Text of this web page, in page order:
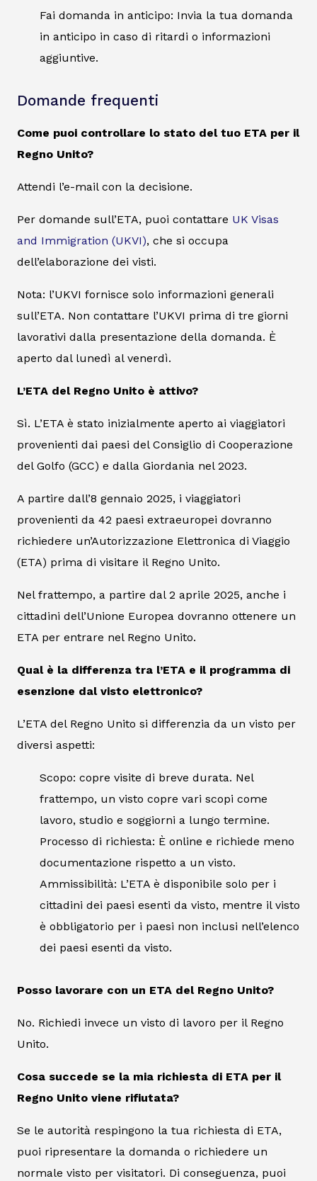
Fai domanda in anticipo: Invia la tua domanda
in anticipo in caso di ritardi o informazioni
aggiuntive.
Domande frequenti
Come puoi controllare lo stato del tuo ETA per il
Regno Unito?
Attendi l’e-mail con la decisione.
Per domande sull’ETA, puoi contattare UK Visas
and Immigration (UKVI), che si occupa
dell’elaborazione dei visti.
Nota: l’UKVI fornisce solo informazioni generali
sull’ETA. Non contattare l’UKVI prima di tre giorni
lavorativi dalla presentazione della domanda. È
aperto dal lunedì al venerdì.
L’ETA del Regno Unito è attivo?
Sì. L’ETA è stato inizialmente aperto ai viaggiatori
provenienti dai paesi del Consiglio di Cooperazione
del Golfo (GCC) e dalla Giordania nel 2023.
A partire dall’8 gennaio 2025, i viaggiatori
provenienti da 42 paesi extraeuropei dovranno
richiedere un’Autorizzazione Elettronica di Viaggio
(ETA) prima di visitare il Regno Unito.
Nel frattempo, a partire dal 2 aprile 2025, anche i
cittadini dell’Unione Europea dovranno ottenere un
ETA per entrare nel Regno Unito.
Qual è la differenza tra l’ETA e il programma di
esenzione dal visto elettronico?
L’ETA del Regno Unito si differenzia da un visto per
diversi aspetti:
Scopo: copre visite di breve durata. Nel
frattempo, un visto copre vari scopi come
lavoro, studio e soggiorni a lungo termine.
Processo di richiesta: È online e richiede meno
documentazione rispetto a un visto.
Ammissibilità: L’ETA è disponibile solo per i
cittadini dei paesi esenti da visto, mentre il visto
è obbligatorio per i paesi non inclusi nell’elenco
dei paesi esenti da visto.
Posso lavorare con un ETA del Regno Unito?
No. Richiedi invece un visto di lavoro per il Regno
Unito.
Cosa succede se la mia richiesta di ETA per il
Regno Unito viene rifiutata?
Se le autorità respingono la tua richiesta di ETA,
puoi ripresentare la domanda o richiedere un
normale visto per visitatori. Di conseguenza, puoi